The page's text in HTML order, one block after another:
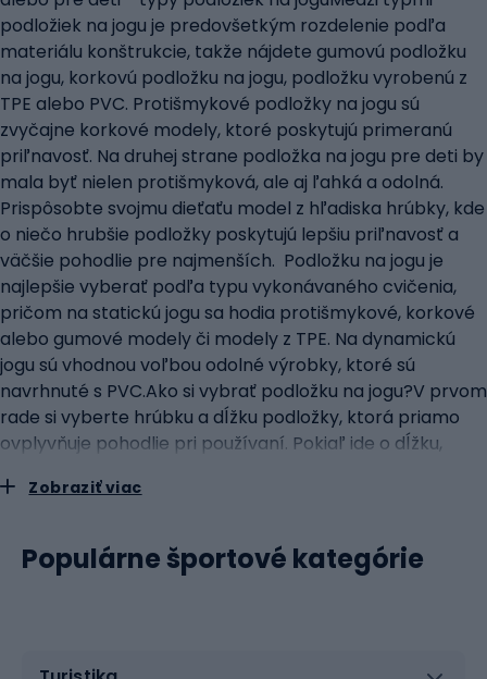
podložiek na jogu je predovšetkým rozdelenie podľa
materiálu konštrukcie, takže nájdete gumovú podložku
na jogu, korkovú podložku na jogu, podložku vyrobenú z
TPE alebo PVC. Protišmykové podložky na jogu sú
zvyčajne korkové modely, ktoré poskytujú primeranú
priľnavosť. Na druhej strane podložka na jogu pre deti by
mala byť nielen protišmyková, ale aj ľahká a odolná.
Prispôsobte svojmu dieťaťu model z hľadiska hrúbky, kde
o niečo hrubšie podložky poskytujú lepšiu priľnavosť a
väčšie pohodlie pre najmenších. Podložku na jogu je
najlepšie vyberať podľa typu vykonávaného cvičenia,
pričom na statickú jogu sa hodia protišmykové, korkové
alebo gumové modely či modely z TPE. Na dynamickú
jogu sú vhodnou voľbou odolné výrobky, ktoré sú
navrhnuté s PVC.Ako si vybrať podložku na jogu?V prvom
rade si vyberte hrúbku a dĺžku podložky, ktorá priamo
ovplyvňuje pohodlie pri používaní. Pokiaľ ide o dĺžku,
si môžu vybrať o niečo dlhšie rohože. Pokiaľ ide o hrúbku,
pričom najhrubšie výrobky majú hrúbku až 1,5 cm.
Venujte pozornosť hmotnosti podložky, a to je o to
Zobraziť viac
Populárne športové kategórie